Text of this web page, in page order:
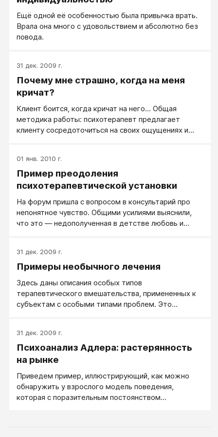
Ещё одной её особенностью была привычка врать.
Врала она много с удовольствием и абсолютно без
повода.
31 дек. 2009 г.
Почему мне страшно, когда на меня
кричат?
Клиент боится, когда кричат на него... Общая
методика работы: психотерапевт предлагает
клиенту сосредоточиться на своих ощущениях и
Теперь можно работать со страхом, связанным с
образом отца - тут методик множество, все
достаточно эффективны. Этот страх сняли - клиент
бояться не будет. Проблему создали, проблему
сняли - клиент приобрел уверенность в себе!
01 янв. 2010 г.
Пример преодоления
психотерапевтической установки
На форум пришла с вопросом в консультарий про
непонятное чувство. Общими усилиями выяснили,
что это — недополученная в детстве любовь и
31 дек. 2009 г.
Примеры необычного лечения
Здесь даны описания особых типов
терапевтического вмешательства, примененных к
субъектам с особыми типами проблем. Это
действий является поле возможных видов
вмешательства. В этом контексте можно добавить,
что иной раз именно творческая находка — скорее,
изобретению неожиданного и непредвиденного
хода, способного встряхнуть ригидную систему
патологии и открыть в ней брешь для проникновения
31 дек. 2009 г.
Психоанализ Адлера: растерянность
на рынке
Приведем пример, иллюстрирующий, как можно
обнаружить у взрослого модель поведения,
которая с поразительным постоянством